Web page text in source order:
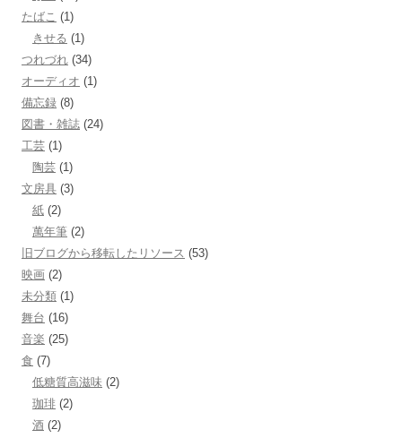
たばこ (1)
きせる (1)
つれづれ (34)
オーディオ (1)
備忘録 (8)
図書・雑誌 (24)
工芸 (1)
陶芸 (1)
文房具 (3)
紙 (2)
萬年筆 (2)
旧ブログから移転したリソース (53)
映画 (2)
未分類 (1)
舞台 (16)
音楽 (25)
食 (7)
低糖質高滋味 (2)
珈琲 (2)
酒 (2)